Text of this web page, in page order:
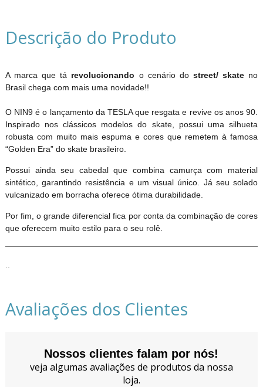
Descrição do Produto
A marca que t revolucionando o cenário do street/ skate no
Brasil chega com mais uma novidade!!
O NIN9 é o lançamento da TESLA que resgata e revive os anos 90.
Inspirado nos clássicos modelos do skate, possui uma silhueta
robusta com muito mais espuma e cores que remetem à famosa
“Golden Era” do skate brasileiro.
Possui ainda seu cabedal que combina camurça com material
sintético, garantindo resistência e um visual único. Já seu solado
vulcanizado em borracha oferece ótima durabilidade.
Por fim, o grande diferencial fica por conta da combinação de cores
que oferecem muito estilo para o seu rolê.
Avaliações dos Clientes
Nossos clientes falam por nós!
veja algumas avaliações de produtos da nossa
loja.